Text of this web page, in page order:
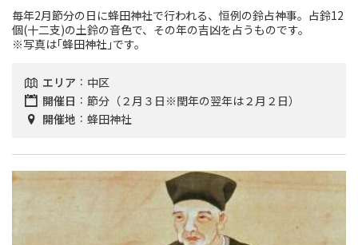
毎年2月節分の日に蜂田神社で行われる、恒例の鈴占神事。占鈴12
個(十二支)の土鈴の音色で、その年の吉凶を占うものです。
※写真は｢蜂田神社｣です。
エリア
中区
開催日
節分（２月３日※閏年の翌年は２月２日）
開催地
蜂田神社